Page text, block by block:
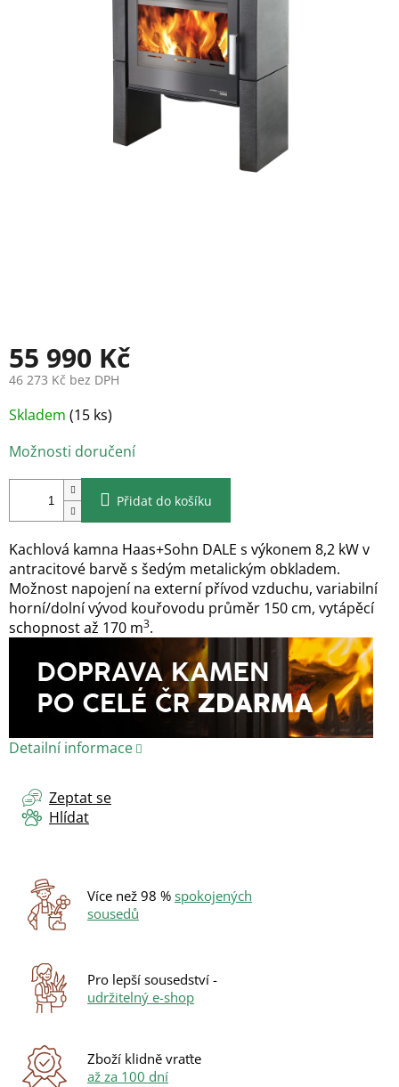
55 990 Kč
46 273 Kč bez DPH
Měrná
cena:
Skladem (15 ks)
Možnosti doručení
Přidat do košíku
Kachlová kamna Haas+Sohn DALE s výkonem 8,2 kW v
antracitové barvě s šedým metalickým obkladem.
Možnost napojení na externí přívod vzduchu, variabilní
horní/dolní vývod kouřovodu průměr 150 cm, vytápěcí
schopnost až 170 m3.
Detailní informace
Zeptat se
Hlídat
Více než 98 % spokojených
sousedů
Pro lepší sousedství -
udržitelný e-shop
Zboží klidně vraťte
až za 100 dní